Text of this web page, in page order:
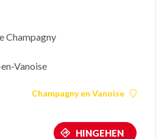
Champagny
Vanoise
Champagny en Vanoise
HINGEHEN